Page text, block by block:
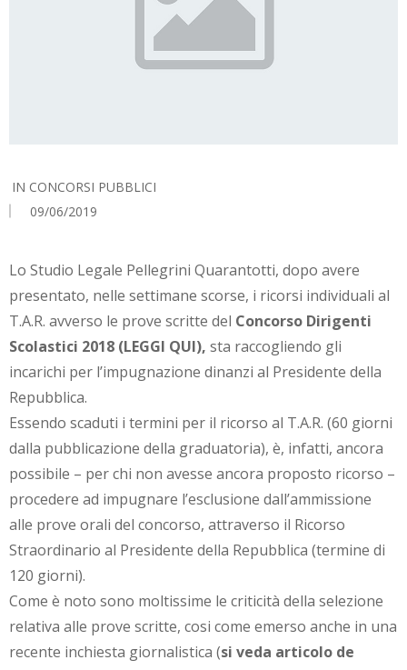
IN CONCORSI PUBBLICI
09/06/2019
Lo Studio Legale Pellegrini Quarantotti, dopo avere
presentato, nelle settimane scorse, i ricorsi individuali al
T.A.R. avverso le prove scritte del Concorso Dirigenti
Scolastici 2018 (LEGGI QUI), sta raccogliendo gli
incarichi per l’impugnazione dinanzi al Presidente della
Repubblica.
Essendo scaduti i termini per il ricorso al T.A.R. (60 giorni
dalla pubblicazione della graduatoria), è, infatti, ancora
possibile – per chi non avesse ancora proposto ricorso –
procedere ad impugnare l’esclusione dall’ammissione
alle prove orali del concorso, attraverso il Ricorso
Straordinario al Presidente della Repubblica (termine di
120 giorni).
Come è noto sono moltissime le criticità della selezione
relativa alle prove scritte, cosi come emerso anche in una
recente inchiesta giornalistica (si veda articolo de